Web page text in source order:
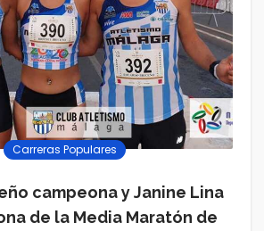
Carreras Populares
campeona y Janine Lina
de la Media Maratón de